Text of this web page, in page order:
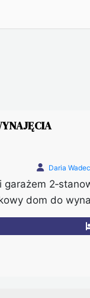
Daria
dom do
temu przyszli